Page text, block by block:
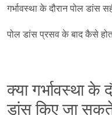
गर्भावस्था के दौरान पोल डांस
पोल डांस प्रसव के बाद कैसे
क्या गर्भावस्था के
डांस किए जा